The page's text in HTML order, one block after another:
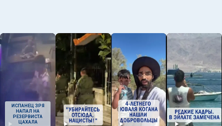
ИСПАНЕЦ ЗРЯ
НАПАЛ НА
РЕЗЕРВИСТА
ЦАХАЛА